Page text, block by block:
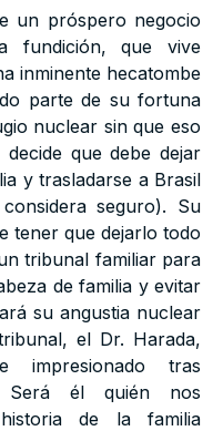
un próspero negocio
fundición, que vive
inminente hecatombe
parte de su fortuna
nuclear sin que eso
que debe dejar
y trasladarse a Brasil
seguro). Su
tener que dejarlo todo
tribunal familiar para
de familia y evitar
su angustia nuclear
el Dr. Harada,
impresionado tras
Será él quién nos
de la familia